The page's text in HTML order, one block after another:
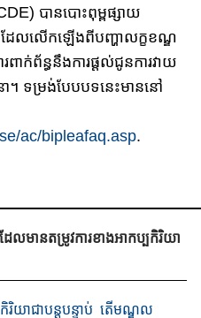
មានតម្រូវការខាងអាកប្បកិរិយា
រិយា​ជាបន្ត​បន្ទាប់​ តើ​មណ្ឌល
បានបោះពុម្ពផ្សាយ​
លលើកឡើងពី​បញ្ហាលក្ខខណ្ឌ​
ាក់ព័ន្ធនឹងការផ្តល់ជូនការវាយ​
ា​។ ទម្រង់បែបបទនេះមាននៅ
ac/bipleafaq.asp.